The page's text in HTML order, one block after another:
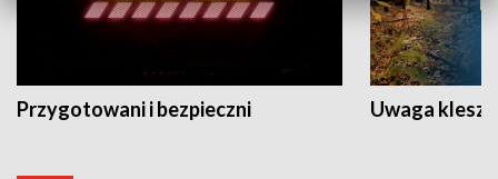
Przygotowani i bezpieczni Uwaga